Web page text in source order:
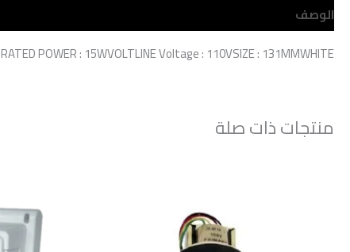
الوصف
RATED POWER : 15WVOLTLINE Voltage : 110VSIZE : 131MMWHITE
منتجات ذات صلة